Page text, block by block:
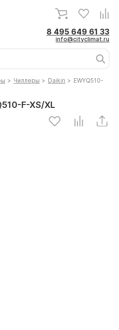
8 495 649 61 33
info@cityclimat.ru
> Чиллеры > Daikin > EWYQ510-
F-XS/XL